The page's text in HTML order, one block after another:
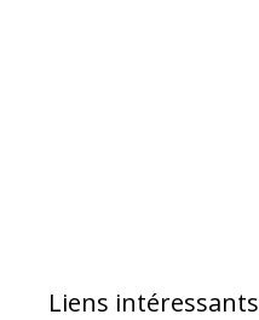
Liens intéressants